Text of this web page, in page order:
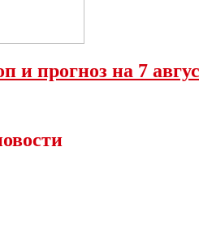
и прогноз на 7